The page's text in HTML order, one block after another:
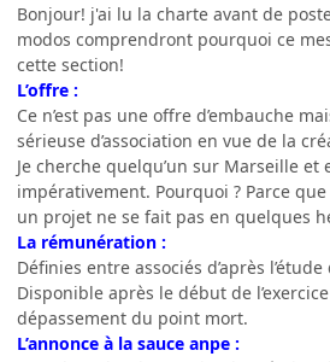
Bonjour! j'ai lu la charte avant de
modos comprendront pourquoi ce
cette section!
L’offre :
Ce n’est pas une offre d’embauche
sérieuse d’association en vue de la
Je cherche quelqu’un sur Marseille et
impérativement. Pourquoi ? Parce que
un projet ne se fait pas en quelques
La rémunération :
Définies entre associés d’après
Disponible après le début de
dépassement du point mort.
L’annonce à la sauce anpe :